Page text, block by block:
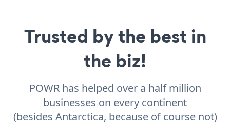
Trusted by the best in
the biz!
POWR has helped over a half million
businesses on every continent
(besides Antarctica, because of course not)